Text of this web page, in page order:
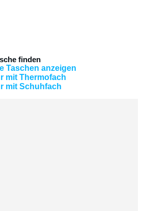
finden
Taschen anzeigen
mit Thermofach
mit Schuhfach